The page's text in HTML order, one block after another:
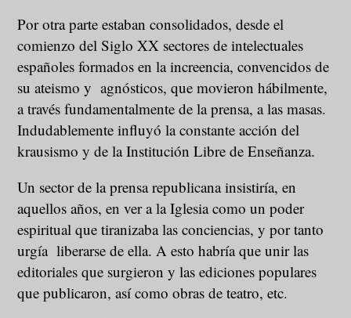
Por otra parte estaban consolidados, desde el
comienzo del Siglo XX sectores de intelectuales
españoles formados en la increencia, convencidos de
su ateismo y agnósticos, que movieron hábilmente,
a través fundamentalmente de la prensa, a las masas.
Indudablemente influyó la constante acción del
krausismo y de la Institución Libre de Enseñanza.
Un sector de la prensa republicana insistiría, en
aquellos años, en ver a la Iglesia como un poder
espiritual que tiranizaba las conciencias, y por tanto
urgía liberarse de ella. A esto habría que unir las
editoriales que surgieron y las ediciones populares
que publicaron, así como obras de teatro, etc.